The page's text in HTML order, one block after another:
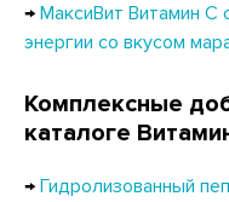
→ МаксиВит Витамин С
энергии со вкусом
Комплексные
каталоге
→ Гидролизованный